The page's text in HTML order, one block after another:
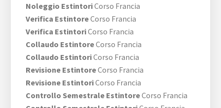
Noleggio EstintoriCorso Francia
Verifica EstintoreCorso Francia
Verifica EstintoriCorso Francia
Collaudo EstintoreCorso Francia
Collaudo EstintoriCorso Francia
Revisione EstintoreCorso Francia
Revisione EstintoriCorso Francia
Controllo Semestrale EstintoreCorso Francia